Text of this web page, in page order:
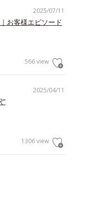
2025/07/11
お客様エピソード
566 view
2025/04/11
”
1306 view